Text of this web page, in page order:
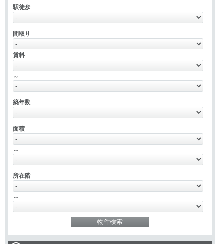
駅徒歩
間取り
賃料
～
築年数
面積
～
所在階
～